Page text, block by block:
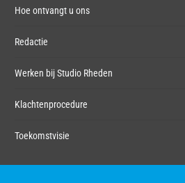
Hoe ontvangt u ons
Redactie
Werken bij Studio Rheden
Klachtenprocedure
Toekomstvisie